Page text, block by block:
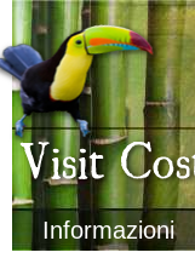
Visit
Informazioni
Clima
Geografia
Informazioni
Letteratura e cultura
Gastronomia
Lo sapevi che
Musica
Natura
Storia
Trasporti Interni